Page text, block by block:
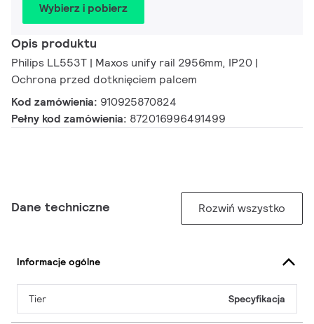
Wybierz i pobierz
Opis produktu
Philips LL553T | Maxos unify rail 2956mm, IP20 |
Ochrona przed dotknięciem palcem
Kod zamówienia: 910925870824
Pełny kod zamówienia: 872016996491499
Dane techniczne Rozwiń wszystko
Informacje ogólne
Tier Specyfikacja